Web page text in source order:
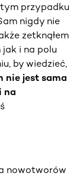
tym przypadku
nigdy nie
zetknąłem
i na polu
by wiedzieć,
nie jest sama
na
nowotworów